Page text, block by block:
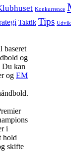
Konkurrence
Taktik Tips
baseret
og
Du kan
og EM
i
hold
skifte